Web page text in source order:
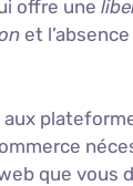
offre une
et
que vous